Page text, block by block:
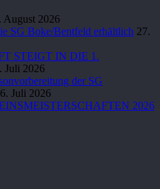
August 2026
SG Boke/Bentfeld erhältlich 27.
STEIGT IN DIE 1.
Juli 2026
der SG
Juli 2026
2026